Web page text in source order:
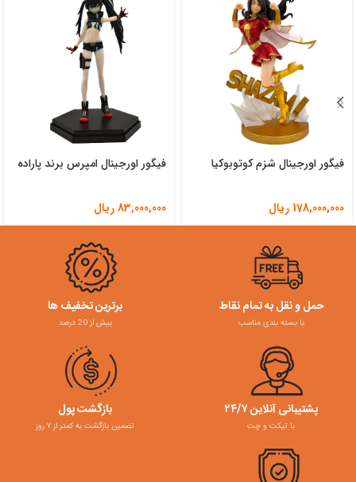
فیگور اورجینال شزم کوتوبوکیا
178,000,000 ریال
فیگور اورجینال امپرس برند پاراده
83,000,000ریال
حمل و نقل به تمام نقاط
با بسته بندی مناسب
برترین تخفیف ها
بیش از 20 درصد
پشتیبانی آنلاین ۲۴/۷
با تیکت و چت
بازگشت پول
تضمین بازگشت به کمتر از ۷ روز